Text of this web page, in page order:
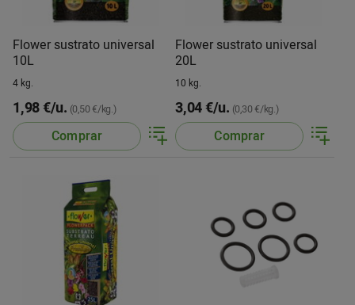
Flower sustrato universal
10L
4 kg.
1,98 €/u. (0,50 €/kg.)
Comprar
Flower sustrato universal
20L
10 kg.
3,04 €/u. (0,30 €/kg.)
Comprar